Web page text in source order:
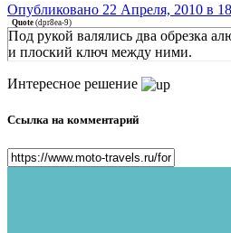
Опубликовано 22 Апреля, 2010 в
Quote (dpr8ea-9)
Под рукой валялись два обрезка
и плоский ключ между ними.
Интересное решение
Ссылка на комментарий